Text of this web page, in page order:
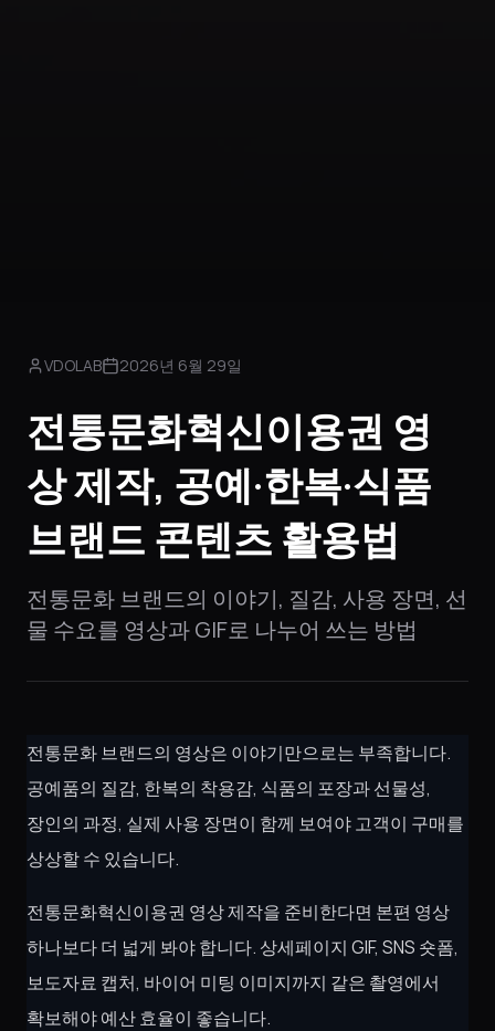
VDOLAB 2026년 6월 29일
전통문화혁신이용권 영
상 제작, 공예·한복·식품
브랜드 콘텐츠 활용법
전통문화 브랜드의 이야기, 질감, 사용 장면, 선
물 수요를 영상과 GIF로 나누어 쓰는 방법
전통문화 브랜드의 영상은 이야기만으로는 부족합니다.
공예품의 질감, 한복의 착용감, 식품의 포장과 선물성,
장인의 과정, 실제 사용 장면이 함께 보여야 고객이 구매를
상상할 수 있습니다.
전통문화혁신이용권 영상 제작을 준비한다면 본편 영상
하나보다 더 넓게 봐야 합니다. 상세페이지 GIF, SNS 숏폼,
보도자료 캡처, 바이어 미팅 이미지까지 같은 촬영에서
확보해야 예산 효율이 좋습니다.